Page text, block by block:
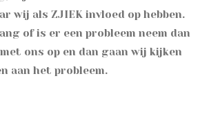
wij als ZJIEK invloed op hebben.
of is er een probleem neem dan
ons op en dan gaan wij kijken
aan het probleem.